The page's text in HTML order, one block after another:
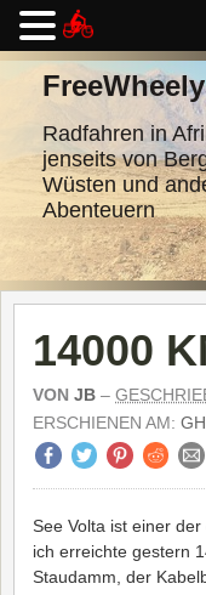
Zum
springenFreeWheely
Radfahren in
jenseits von
Wüsten und
Abenteuern
14000
VON JB –
ERSCHIENEN AM:
See Volta ist einer
ich erreichte gestern
Staudamm, der